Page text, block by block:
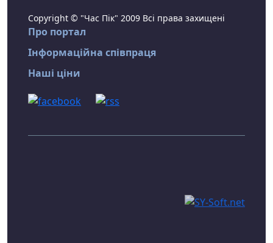
Copyright © "Час Пік" 2009 Всі права захищені
Про портал
Інформаційна співпраця
Наші ціни